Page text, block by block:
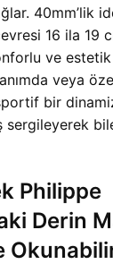
40mm’lik
16 ila 19
ve
veya
bir
sergileyerek
Philippe
Derin